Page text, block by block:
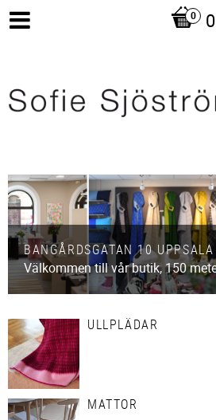
0
BANGÅRDSGATAN 10 UPPSALA
ULLPLÄDAR
MATTOR